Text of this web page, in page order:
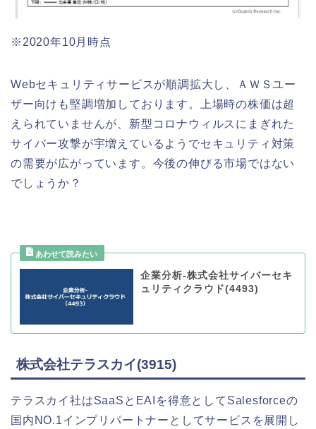
※2020年10月時点
Webセキュリティサービスが順調拡大し、ＡＷＳユー
ザー向けも堅調増加しております。上場時の株価は超
えられていませんが、新型コロナウィルスにまぎれた
サイバー攻撃が宇増えているようでセキュリティ対策
の需要が広がっています。今後の伸びる市場ではない
でしょうか？
企業分析-株式会社サイバーセキ
ュリティクラウド(4493)
株式会社テラスカイ(3915)
テラスカイ社はSaaSとEAIを得意としてSalesforceの
国内NO.1インプリパートナーとしてサービスを展開し